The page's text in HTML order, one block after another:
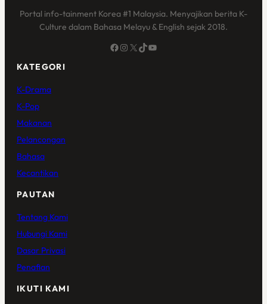
Portal info-tainment Korea #1 Malaysia. Menyajikan berita K-
Culture dalam Bahasa Melayu & English sejak 2018.
Facebook Instagram X TikTok YouTube
KATEGORI
K-Drama
K-Pop
Makanan
Pelancongan
Bahasa
Kecantikan
PAUTAN
Tentang Kami
Hubungi Kami
Dasar Privasi
Penafian
IKUTI KAMI